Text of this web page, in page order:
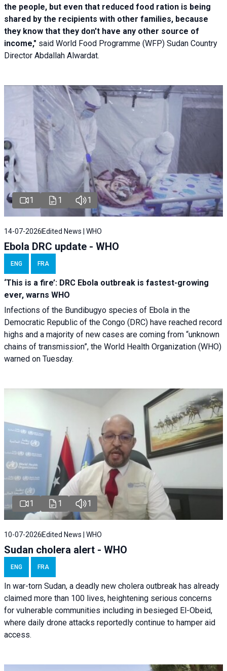
the people, but even that reduced food ration is being
shared by the recipients with other families, because
they know that they don't have any other source of
income," said World Food Programme (WFP) Sudan Country
Director Abdallah Alwardat.
1 1 1
14-07-2026 Edited News | WHO
Ebola DRC update - WHO
ENG FRA
‘This is a fire’: DRC Ebola outbreak is fastest-growing
ever, warns WHO
Infections of the Bundibugyo species of Ebola in the
Democratic Republic of the Congo (DRC) have reached record
highs and a majority of new cases are coming from “unknown
chains of transmission”, the World Health Organization (WHO)
warned on Tuesday.
1 1 1
10-07-2026 Edited News | WHO
Sudan cholera alert - WHO
ENG FRA
In war-torn Sudan, a deadly new cholera outbreak has already
claimed more than 100 lives, heightening serious concerns
for vulnerable communities including in besieged El-Obeid,
where daily drone attacks reportedly continue to hamper aid
access.